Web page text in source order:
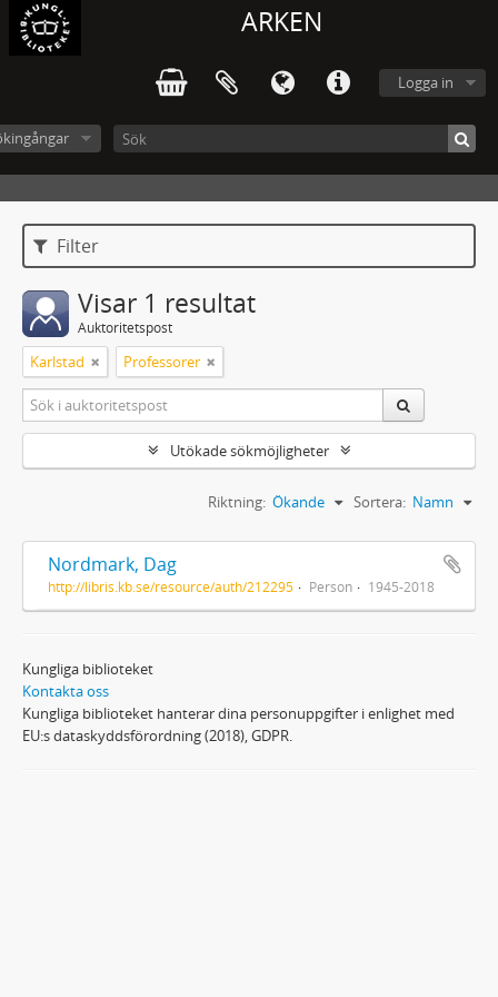
ARKEN
Logga in
Filter
Visar 1 resultat
Auktoritetspost
Karlstad Professorer
Utökade sökmöjligheter
Sortera: Namn
Riktning: Ökande
Nordmark, Dag
http://libris.kb.se/resource/auth/212295 Person 1945-2018
Kungliga biblioteket
Kontakta oss
Kungliga biblioteket hanterar dina personuppgifter i enlighet med
EU:s dataskyddsförordning (2018), GDPR.